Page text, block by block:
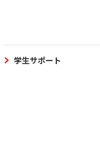
学生サポート